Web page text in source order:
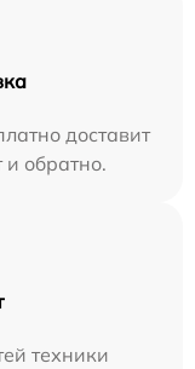
доставит
и обратно.
техники